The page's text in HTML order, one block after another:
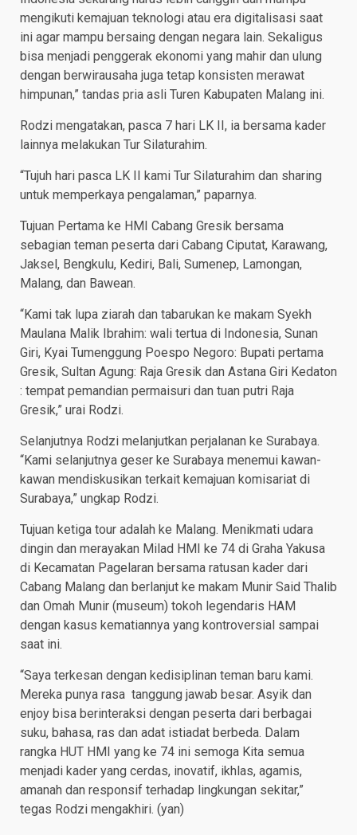
mengikuti kemajuan teknologi atau era digitalisasi saat
ini agar mampu bersaing dengan negara lain. Sekaligus
bisa menjadi penggerak ekonomi yang mahir dan ulung
dengan berwirausaha juga tetap konsisten merawat
himpunan,” tandas pria asli Turen Kabupaten Malang ini.
Rodzi mengatakan, pasca 7 hari LK II, ia bersama kader
lainnya melakukan Tur Silaturahim.
“Tujuh hari pasca LK II kami Tur Silaturahim dan sharing
untuk memperkaya pengalaman,” paparnya.
Tujuan Pertama ke HMI Cabang Gresik bersama
sebagian teman peserta dari Cabang Ciputat, Karawang,
Jaksel, Bengkulu, Kediri, Bali, Sumenep, Lamongan,
Malang, dan Bawean.
“Kami tak lupa ziarah dan tabarukan ke makam Syekh
Maulana Malik Ibrahim: wali tertua di Indonesia, Sunan
Giri, Kyai Tumenggung Poespo Negoro: Bupati pertama
Gresik, Sultan Agung: Raja Gresik dan Astana Giri Kedaton
: tempat pemandian permaisuri dan tuan putri Raja
Gresik,” urai Rodzi.
Selanjutnya Rodzi melanjutkan perjalanan ke Surabaya.
“Kami selanjutnya geser ke Surabaya menemui kawan-
kawan mendiskusikan terkait kemajuan komisariat di
Surabaya,” ungkap Rodzi.
Tujuan ketiga tour adalah ke Malang. Menikmati udara
dingin dan merayakan Milad HMI ke 74 di Graha Yakusa
di Kecamatan Pagelaran bersama ratusan kader dari
Cabang Malang dan berlanjut ke makam Munir Said Thalib
dan Omah Munir (museum) tokoh legendaris HAM
dengan kasus kematiannya yang kontroversial sampai
saat ini.
“Saya terkesan dengan kedisiplinan teman baru kami.
Mereka punya rasa tanggung jawab besar. Asyik dan
enjoy bisa berinteraksi dengan peserta dari berbagai
suku, bahasa, ras dan adat istiadat berbeda. Dalam
rangka HUT HMI yang ke 74 ini semoga Kita semua
menjadi kader yang cerdas, inovatif, ikhlas, agamis,
amanah dan responsif terhadap lingkungan sekitar,”
tegas Rodzi mengakhiri. (yan)